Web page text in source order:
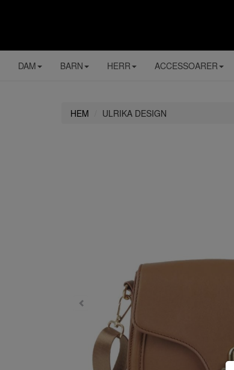
DAM BARN HERR ACCESSOARER
HEM ULRIKA DESIGN